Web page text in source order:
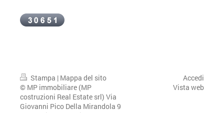
Stampa | Mappa del sito
© MP immobiliare (MP
costruzioni Real Estate srl) Via
Giovanni Pico Della Mirandola 9
Accedi
Vista web